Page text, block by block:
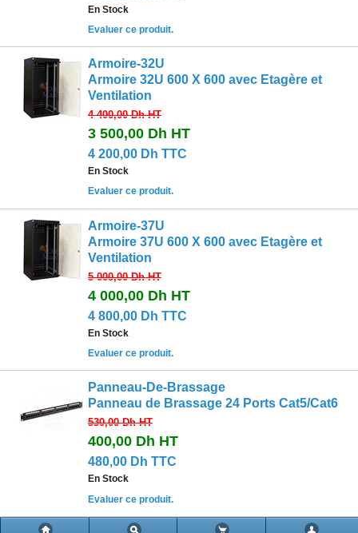
En Stock
Evaluer ce produit.
Armoire-32U
Armoire 32U 600 X 600 avec Etagère et
Ventilation
4 400,00 DhHT
3 500,00 Dh HT
4 200,00 Dh TTC
En Stock
Evaluer ce produit.
Armoire-37U
Armoire 37U 600 X 600 avec Etagère et
Ventilation
5 000,00 DhHT
4 000,00 Dh HT
4 800,00 Dh TTC
En Stock
Evaluer ce produit.
Panneau-De-Brassage
Panneau de Brassage 24 Ports Cat5/Cat6
530,00 DhHT
400,00 Dh HT
480,00 Dh TTC
En Stock
Evaluer ce produit.